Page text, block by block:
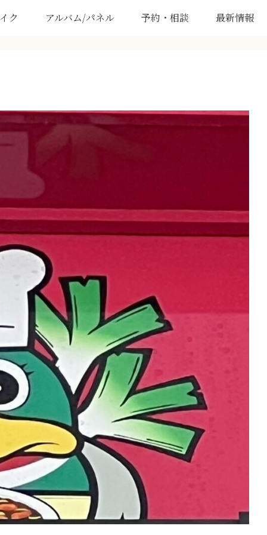
ク アルバム/パネル 予約・相談 最新情報